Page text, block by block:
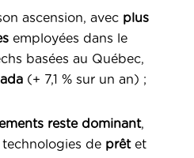
ascension, avec plus
employées dans le
basées au Québec,
(+ 7,1 % sur un an) ;
reste dominant,
de prêtet